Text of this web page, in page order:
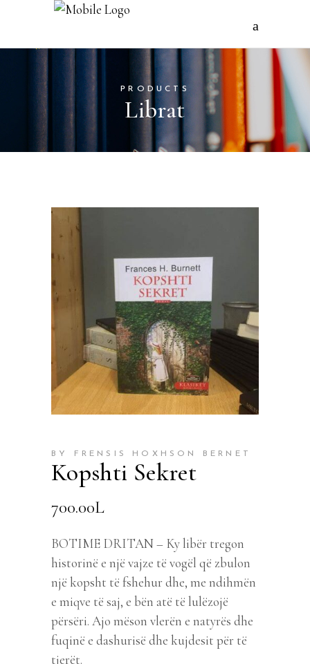
PRODUCTS
Librat
BY FRENSIS HOXHSON BERNET
Kopshti Sekret
700.00L
BOTIME DRITAN – Ky libër tregon
historinë e një vajze të vogël që zbulon
një kopsht të fshehur dhe, me ndihmën
e miqve të saj, e bën atë të lulëzojë
përsëri. Ajo mëson vlerën e natyrës dhe
fuqinë e dashurisë dhe kujdesit për të
tjerët.